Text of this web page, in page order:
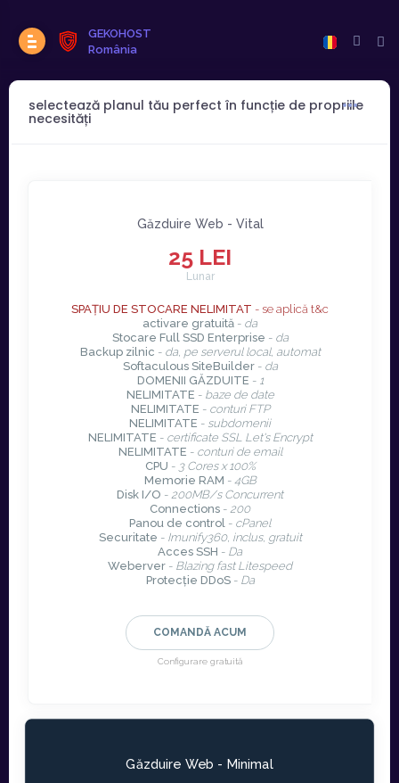
GEKOHOST
România
selectează planul tău perfect în funcție de propriile
necesități
Găzduire Web - Vital
25 LEI
Lunar
SPAȚIU DE STOCARE NELIMITAT - se aplică t&c
activare gratuită - da
Stocare Full SSD Enterprise - da
Backup zilnic - da, pe serverul local, automat
Softaculous SiteBuilder- da
DOMENII GĂZDUITE - 1
NELIMITATE - baze de date
NELIMITATE - conturi FTP
NELIMITATE - subdomenii
NELIMITATE - certificate SSL Let's Encrypt
NELIMITATE - conturi de email
CPU - 3 Cores x 100%
Memorie RAM - 4GB
Disk I/O - 200MB/s Concurrent
Connections - 200
Panou de control - cPanel
Securitate - Imunify360, inclus, gratuit
Acces SSH - Da
Weberver - Blazing fast Litespeed
Protecție DDoS- Da
COMANDĂ ACUM
Configurare gratuită
Găzduire Web - Minimal